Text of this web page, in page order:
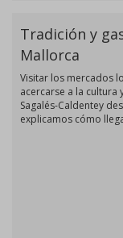
Tradición y
Mallorca
Visitar los mercados
acercarse a la cultura
Sagalés-Caldentey
explicamos cómo